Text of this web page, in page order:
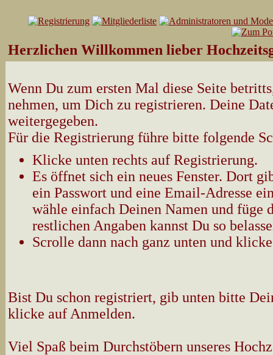
Herzlichen Willkommen lieber
Wenn Du zum ersten Mal diese Seite
nehmen, um Dich zu registrieren. Deine
weitergegeben.
Für die Registrierung führe bitte folgende
Klicke unten rechts auf Registrierung.
Es öffnet sich ein neues Fenster. Dort
ein Passwort und eine Email-Adresse
wähle einfach Deinen Namen und füge
restlichen Angaben kannst Du so
Scrolle dann nach ganz unten und
Bist Du schon registriert, gib unten bitte
klicke auf Anmelden.
Viel Spaß beim Durchstöbern unseres